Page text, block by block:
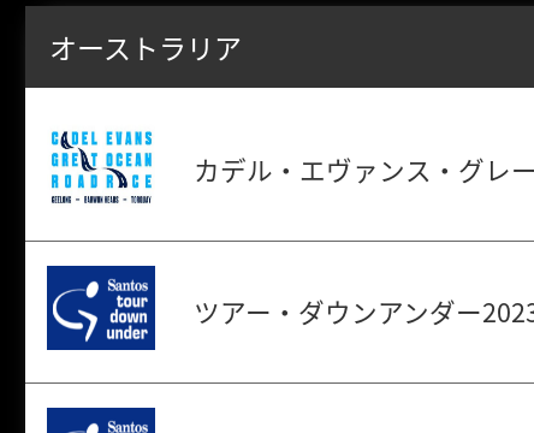
オーストラリア
カデル・エヴァンス・グレ
ツアー・ダウンアンダー